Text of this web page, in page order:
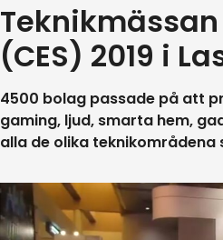
(CES) 2019 i
4500 bolag passade på att
gaming, ljud, smarta hem,
alla de olika teknikområdena